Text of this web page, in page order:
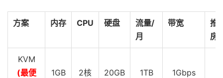
方案 内存 CPU 硬盘
流量/
月
带宽
推
房
KVM
(最便
1GB 2核 20GB 1TB 1Gbps